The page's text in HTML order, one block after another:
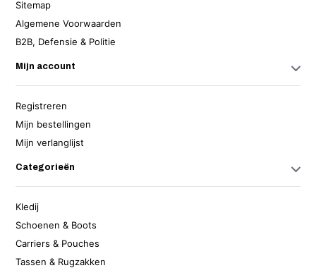
Sitemap
Algemene Voorwaarden
B2B, Defensie & Politie
Mijn account
Registreren
Mijn bestellingen
Mijn verlanglijst
Categorieën
Kledij
Schoenen & Boots
Carriers & Pouches
Tassen & Rugzakken